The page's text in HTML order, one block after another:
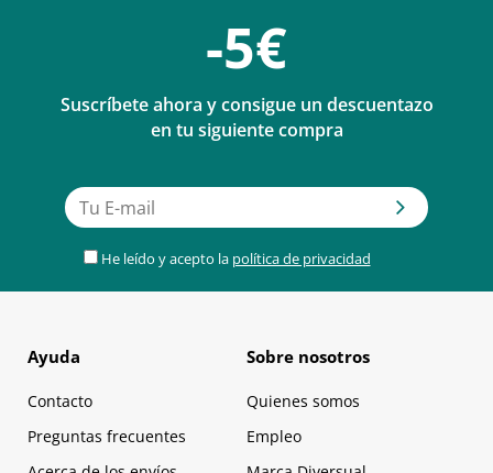
-5€
Suscríbete ahora y consigue un descuentazo
en tu siguiente compra
He leído y acepto la política de privacidad
Ayuda
Contacto
Preguntas frecuentes
Sobre nosotros
Quienes somos
Empleo